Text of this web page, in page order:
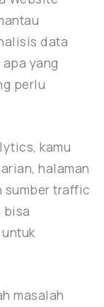
data
yang
perlu
kamu
halaman
sumber traffic
bisa
masalah